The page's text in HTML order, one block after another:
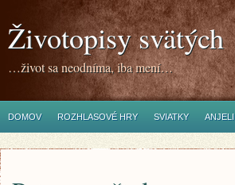
Životopisy svätých
…život sa neodníma, iba mení…
DOMOV ROZHLASOVÉ HRY SVIATKY ANJELI